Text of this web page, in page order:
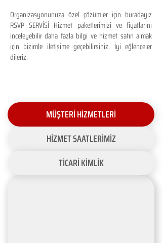
Organizasyonunuza özel çözümler için buradayız
RSVP SERVİSİ Hizmet paketlerimizi ve fiyatlarını
inceleyebilir daha fazla bilgi ve hizmet satın almak
için bizimle iletişime geçebilirsiniz. İyi eğlenceler
dileriz.
MÜŞTERİ HİZMETLERİ
HİZMET SAATLERİMİZ
TİCARİ KİMLİK